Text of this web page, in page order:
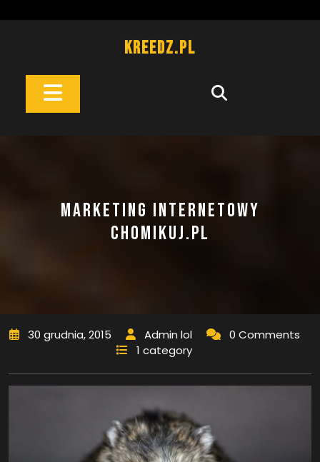
to
Kreedz.pl
Open
MARKETING INTERNETOWY
CHOMIKUJ.PL
30 grudnia, 2015 Admin lol
0 Comments
1 category